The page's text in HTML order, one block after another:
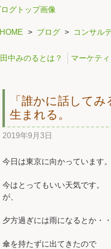
HOME > ブログ > コンサル
田中みのるとは？ マーケテ
「誰かに話して
生まれる。
2019年9月3日
今日は東京に向かっています。
今はとってもいい天気です。
が、
夕方過ぎには雨になるとか・・
傘を持たずに出てきたので